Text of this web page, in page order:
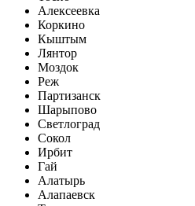
Алексеевка
Коркино
Кыштым
Лянтор
Моздок
Реж
Партизанск
Шарыпово
Светлоград
Сокол
Ирбит
Гай
Алатырь
Алапаевск